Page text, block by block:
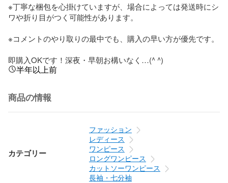
※丁寧な梱包を心掛けていますが、場合によっては発送時にシ
ワや折り目がつく可能性があります。
※コメントのやり取りの最中でも、購入の早い方が優先です。
即購入OKです！深夜・早朝お構いなく…(^ ^)
半年以上前
商品の情報
カテゴリー
ファッション
レディース
ワンピース
ロングワンピース
カットソーワンピース
長袖・七分袖